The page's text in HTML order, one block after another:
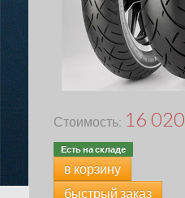
Стоимость: 16 020
Есть на складе
в корзину
быстрый заказ